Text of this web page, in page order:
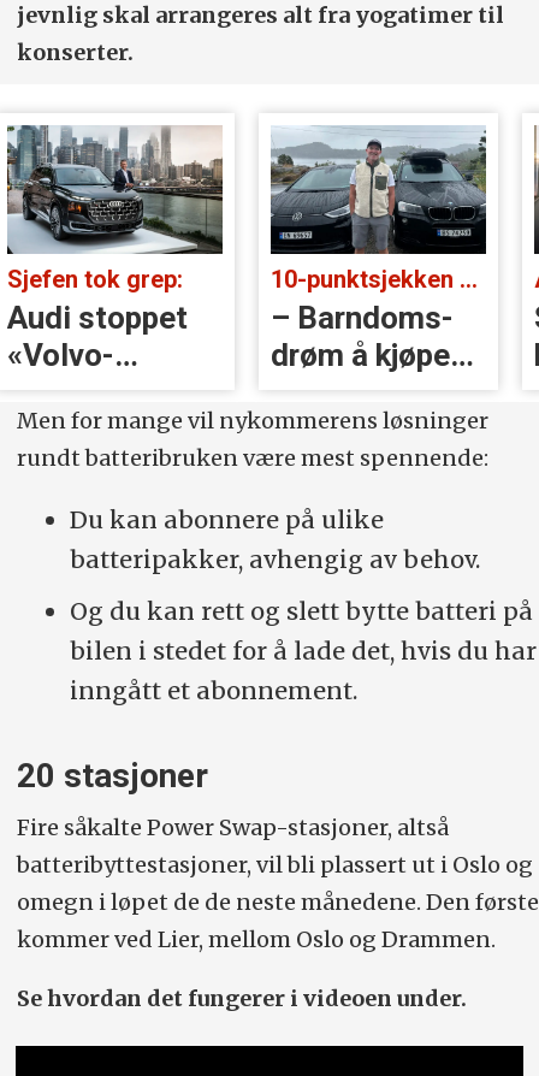
jevnlig skal arrangeres alt fra yogatimer til
konserter.
Sjefen tok grep:
Audi stoppet
«Volvo-
håndtak» rett
før lansering
10-punktsjekken med Christian Paasche:
– Barndoms­
drøm å kjøpe
BMW
Men for mange vil nykommerens løsninger
rundt batteribruken være mest spennende:
Du kan abonnere på ulike
batteripakker, avhengig av behov.
Og du kan rett og slett bytte batteri på
bilen i stedet for å lade det, hvis du har
inngått et abonnement.
20 stasjoner
Fire såkalte Power Swap-stasjoner, altså
batteribyttestasjoner, vil bli plassert ut i Oslo og
omegn i løpet de de neste månedene. Den første
kommer ved Lier, mellom Oslo og Drammen.
Se hvordan det fungerer i videoen under.